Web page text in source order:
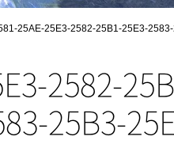
25AE-25E3-2582-25B1-25E3-
2582-
25B3-